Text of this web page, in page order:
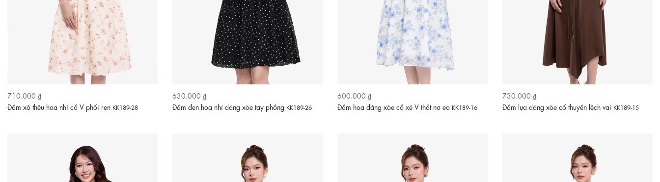
710.000 ₫
Đầm xô thêu hoa nhí cổ V phối ren KK189-28
630.000 ₫
Đầm đen hoa nhí dáng xòe tay phồng KK189-26
600.000 ₫
Đầm hoa dáng xòe cổ xẻ V thắt nơ eo KK189-16
730.000 ₫
Đầm lụa dáng xòe cổ thuyền lệch vai KK189-15